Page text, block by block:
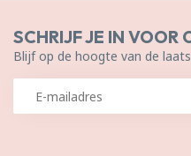
SCHRIJF JE IN VOOR
Blijf op de hoogte van de